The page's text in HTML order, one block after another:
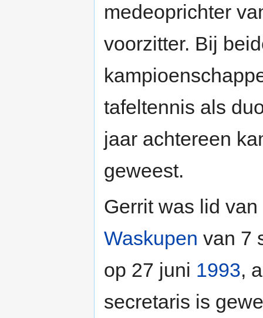
medeoprichter
voorzitter. Bij
tafeltennis als
jaar achtereen
geweest.
Gerrit was lid van
Waskupen van 7
op 27 juni 1993,
secretaris is